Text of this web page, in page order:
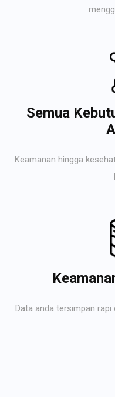
Semua
Keamanan hingga
Data anda tersimpan rapi